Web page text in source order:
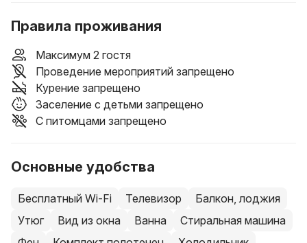
Правила проживания
Максимум 2 гостя
Проведение мероприятий запрещено
Курение запрещено
Заселение с детьми запрещено
С питомцами запрещено
Основные удобства
Бесплатный Wi-Fi Телевизор
Балкон, лоджия
Утюг
Вид из окна Ванна
Стиральная машина